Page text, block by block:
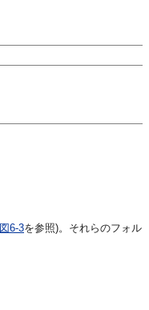
図6-3を参照)。それらのフォル